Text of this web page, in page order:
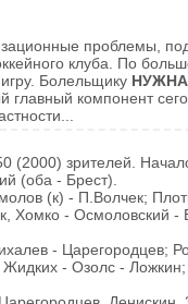
проблемы,
клуба. По
Болельщику
компонент
зрителей.
(оба - Брест).
(к) - П.Волчек;
Хомко - Осмоловский
- Царегородцев;
- Озолс -